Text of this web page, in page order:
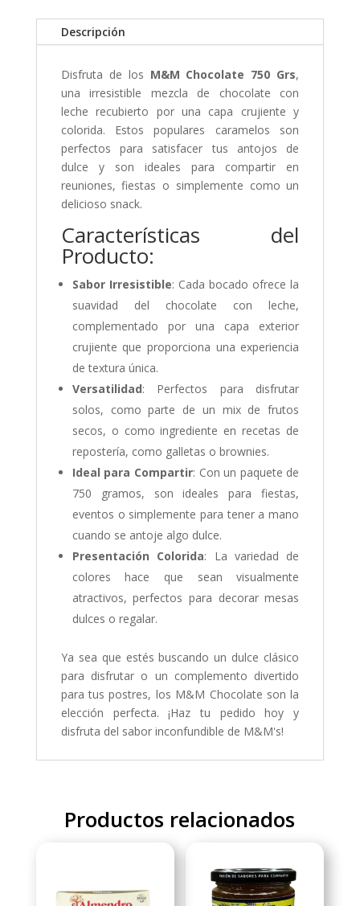
Descripción
Disfruta de los M&M Chocolate 750 Grs,
una irresistible mezcla de chocolate con
leche recubierto por una capa crujiente y
colorida. Estos populares caramelos son
perfectos para satisfacer tus antojos de
dulce y son ideales para compartir en
reuniones, fiestas o simplemente como un
delicioso snack.
Características del
Producto:
Sabor Irresistible: Cada bocado ofrece la
suavidad del chocolate con leche,
complementado por una capa exterior
crujiente que proporciona una experiencia
de textura única.
Versatilidad: Perfectos para disfrutar
solos, como parte de un mix de frutos
secos, o como ingrediente en recetas de
repostería, como galletas o brownies.
Ideal para Compartir: Con un paquete de
750 gramos, son ideales para fiestas,
eventos o simplemente para tener a mano
cuando se antoje algo dulce.
Presentación Colorida: La variedad de
colores hace que sean visualmente
atractivos, perfectos para decorar mesas
dulces o regalar.
Ya sea que estés buscando un dulce clásico
para disfrutar o un complemento divertido
para tus postres, los M&M Chocolate son la
elección perfecta. ¡Haz tu pedido hoy y
disfruta del sabor inconfundible de M&M's!
Productos relacionados